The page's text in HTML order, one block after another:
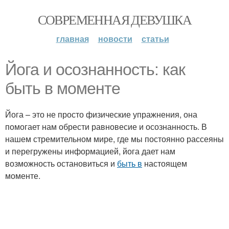
СОВРЕМЕННАЯ ДЕВУШКА
главная новости статьи
Йога и осознанность: как
быть в моменте
Йога – это не просто физические упражнения, она
помогает нам обрести равновесие и осознанность. В
нашем стремительном мире, где мы постоянно рассеяны
и перегружены информацией, йога дает нам
возможность остановиться и быть в настоящем
моменте.